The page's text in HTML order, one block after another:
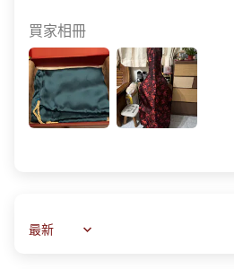
買家相冊
Sort by